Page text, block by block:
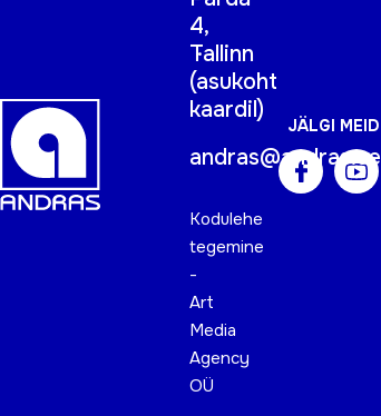
4,
Tallinn
(asukoht
kaardil)
andras@andras.ee
Kodulehe
tegemine
-
Art
Media
Agency
OÜ
JÄLGI MEID